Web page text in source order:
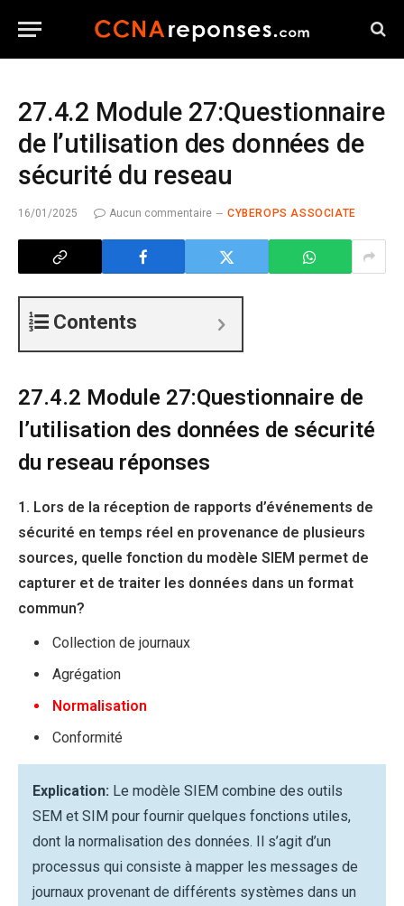
27.4.2 Module 27:Questionnaire
de l’utilisation des données de
sécurité du reseau
16/01/2025 Aucun commentaire CYBEROPS ASSOCIATE
Contents
27.4.2 Module 27:Questionnaire de
l’utilisation des données de sécurité
du reseau réponses
1. Lors de la réception de rapports d’événements de
sécurité en temps réel en provenance de plusieurs
sources, quelle fonction du modèle SIEM permet de
capturer et de traiter les données dans un format
commun?
Collection de journaux
Agrégation
Normalisation
Conformité
Explication: Le modèle SIEM combine des outils
SEM et SIM pour fournir quelques fonctions utiles,
dont la normalisation des données. Il s’agit d’un
processus qui consiste à mapper les messages de
journaux provenant de différents systèmes dans un